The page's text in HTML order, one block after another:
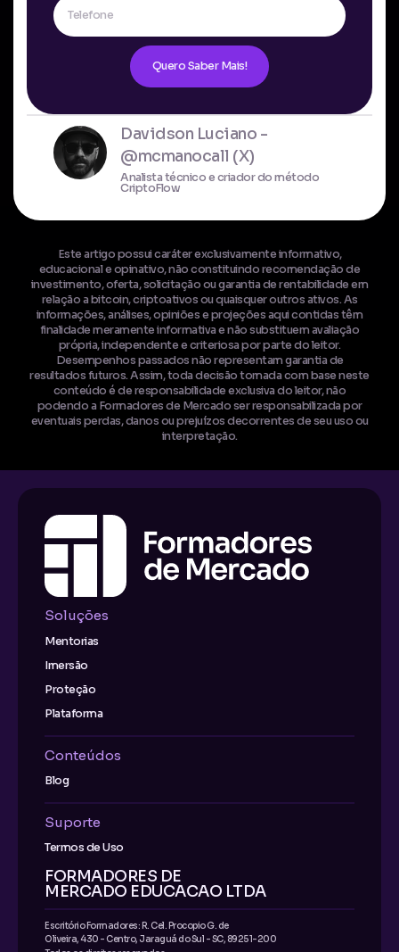
Quero Saber Mais!
Davidson Luciano -
@mcmanocall (X)
Analista técnico e criador do método
CriptoFlow
Este artigo possui caráter exclusivamente informativo,
educacional e opinativo, não constituindo recomendação de
investimento, oferta, solicitação ou garantia de rentabilidade em
relação a bitcoin, criptoativos ou quaisquer outros ativos. As
informações, análises, opiniões e projeções aqui contidas têm
finalidade meramente informativa e não substituem avaliação
própria, independente e criteriosa por parte do leitor.
Desempenhos passados não representam garantia de
resultados futuros. Assim, toda decisão tomada com base neste
conteúdo é de responsabilidade exclusiva do leitor, não
podendo a Formadores de Mercado ser responsabilizada por
eventuais perdas, danos ou prejuízos decorrentes de seu uso ou
interpretação.
Soluções
Mentorias
Imersão
Proteção
Plataforma
Conteúdos
Blog
Suporte
Termos de Uso
FORMADORES DE
MERCADO EDUCACAO LTDA
Escritório Formadores: R. Cel. Procopio G. de
Oliveira, 430 - Centro, Jaraguá do Sul - SC, 89251-200